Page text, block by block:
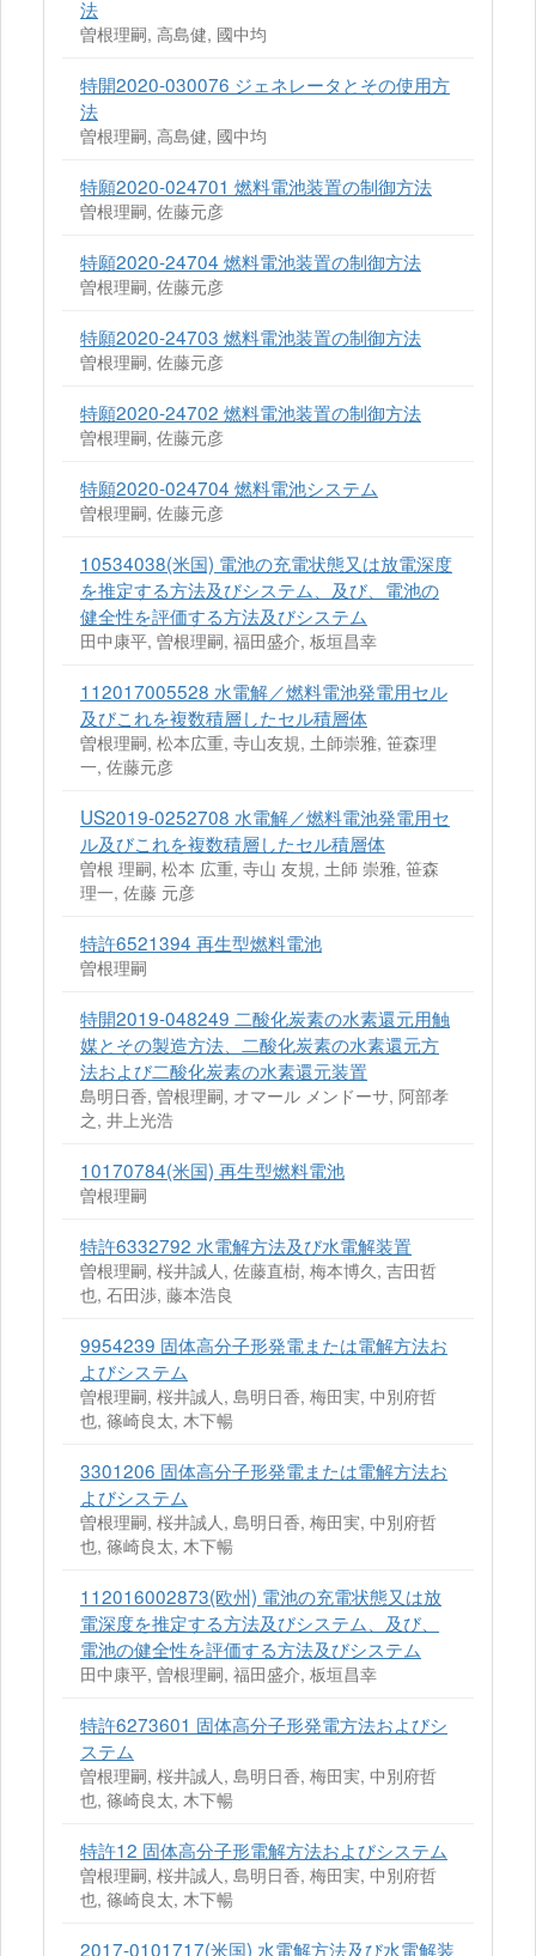
法
曽根理嗣, 高島健, 國中均
特開2020-030076 ジェネレータとその使用方
法
曽根理嗣, 高島健, 國中均
特願2020-024701 燃料電池装置の制御方法
曽根理嗣, 佐藤元彦
特願2020-24704 燃料電池装置の制御方法
曽根理嗣, 佐藤元彦
特願2020-24703 燃料電池装置の制御方法
曽根理嗣, 佐藤元彦
特願2020-24702 燃料電池装置の制御方法
曽根理嗣, 佐藤元彦
特願2020-024704 燃料電池システム
曽根理嗣, 佐藤元彦
10534038(米国) 電池の充電状態又は放電深度
を推定する方法及びシステム、及び、電池の
健全性を評価する方法及びシステム
田中康平, 曽根理嗣, 福田盛介, 板垣昌幸
112017005528 水電解／燃料電池発電用セル
及びこれを複数積層したセル積層体
曽根理嗣, 松本広重, 寺山友規, 土師崇雅, 笹森理
一, 佐藤元彦
US2019-0252708 水電解／燃料電池発電用セ
ル及びこれを複数積層したセル積層体
曽根 理嗣, 松本 広重, 寺山 友規, 土師 崇雅, 笹森
理一, 佐藤 元彦
特許6521394 再生型燃料電池
曽根理嗣
特開2019-048249 二酸化炭素の水素還元用触
媒とその製造方法、二酸化炭素の水素還元方
法および二酸化炭素の水素還元装置
島明日香, 曽根理嗣, オマール メンドーサ, 阿部孝
之, 井上光浩
10170784(米国) 再生型燃料電池
曽根理嗣
特許6332792 水電解方法及び水電解装置
曽根理嗣, 桜井誠人, 佐藤直樹, 梅本博久, 吉田哲
也, 石田渉, 藤本浩良
9954239 固体高分子形発電または電解方法お
よびシステム
曽根理嗣, 桜井誠人, 島明日香, 梅田実, 中別府哲
也, 篠崎良太, 木下暢
3301206 固体高分子形発電または電解方法お
よびシステム
曽根理嗣, 桜井誠人, 島明日香, 梅田実, 中別府哲
也, 篠崎良太, 木下暢
112016002873(欧州) 電池の充電状態又は放
電深度を推定する方法及びシステム、及び、
電池の健全性を評価する方法及びシステム
田中康平, 曽根理嗣, 福田盛介, 板垣昌幸
特許6273601 固体高分子形発電方法およびシ
ステム
曽根理嗣, 桜井誠人, 島明日香, 梅田実, 中別府哲
也, 篠崎良太, 木下暢
特許12 固体高分子形電解方法およびシステム
曽根理嗣, 桜井誠人, 島明日香, 梅田実, 中別府哲
也, 篠崎良太, 木下暢
2017-0101717(米国) 水電解方法及び水電解装